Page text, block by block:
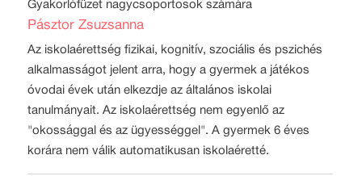
Gyakorlófüzet nagycsoportosok számára
Pásztor Zsuzsanna
Az iskolaérettség fizikai, kognitív, szociális és pszichés
alkalmasságot jelent arra, hogy a gyermek a játékos
óvodai évek után elkezdje az általános iskolai
tanulmányait. Az iskolaérettség nem egyenlő az
"okossággal és az ügyességgel". A gyermek 6 éves
korára nem válik automatikusan iskolaéretté.